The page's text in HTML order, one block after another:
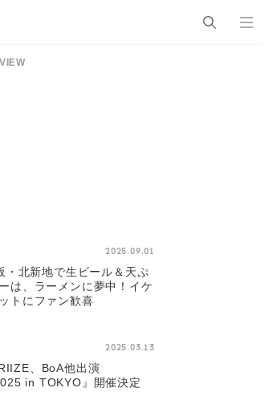
2025.09.01
・北新地で生ビール＆天ぷ
は、ラーメンに夢中！イケ
トにファン歓喜
2025.03.13
、BoA他出演
in TOKYO』開催決定